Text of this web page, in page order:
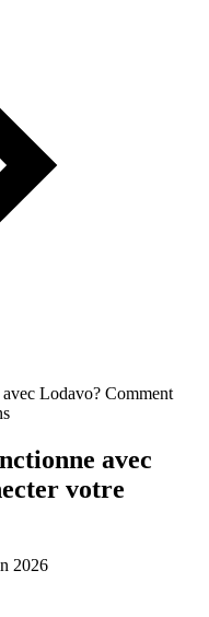
Lodavo? Comment
avec
votre
2026